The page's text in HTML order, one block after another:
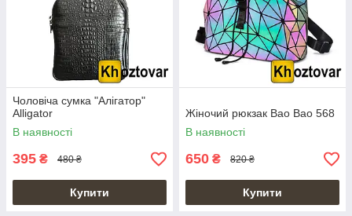
Чоловіча сумка "Алігатор"
Alligator
В наявності
395 ₴ 480 ₴
Купити
Жіночий рюкзак Bao Bao 568
В наявності
650 ₴ 820 ₴
Купити